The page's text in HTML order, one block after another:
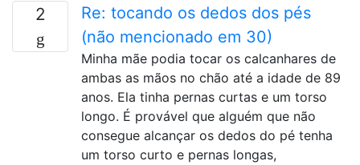
2
Re: tocando os dedos dos pés
(não mencionado em 30)
Minha mãe podia tocar os calcanhares de
ambas as mãos no chão até a idade de 89
anos. Ela tinha pernas curtas e um torso
longo. É provável que alguém que não
consegue alcançar os dedos do pé tenha
um torso curto e pernas longas,